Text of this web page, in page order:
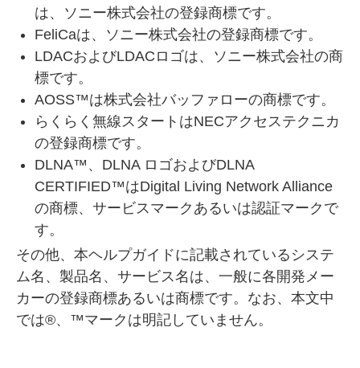
は、ソニー株式会社の登録商標です。
FeliCaは、ソニー株式会社の登録商標です。
LDACおよびLDACロゴは、ソニー株式会社の商
標です。
AOSS™は株式会社バッファローの商標です。
らくらく無線スタートはNECアクセステクニカ
の登録商標です。
DLNA™、DLNA ロゴおよびDLNA
CERTIFIED™はDigital Living Network Alliance
の商標、サービスマークあるいは認証マークで
す。
その他、本ヘルプガイドに記載されているシステ
ム名、製品名、サービス名は、一般に各開発メー
カーの登録商標あるいは商標です。なお、本文中
では®、™マークは明記していません。